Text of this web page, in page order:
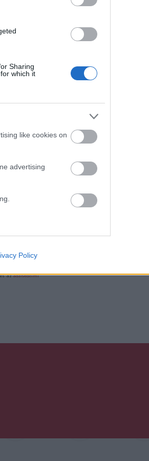
Sharing
which it
like cookies on
advertising
like cookies on
of the website
Policy
KUTATÓ
azadatvédelmi